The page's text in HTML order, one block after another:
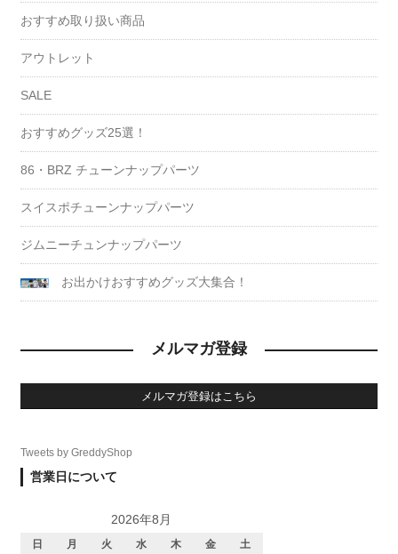
おすすめ取り扱い商品
アウトレット
SALE
おすすめグッズ25選！
86・BRZ チューンナップパーツ
スイスポチューンナップパーツ
ジムニーチュンナップパーツ
お出かけおすすめグッズ大集合！
メルマガ登録
メルマガ登録はこちら
Tweets by GreddyShop
営業日について
2026年8月
日 月 火 水 木 金
土